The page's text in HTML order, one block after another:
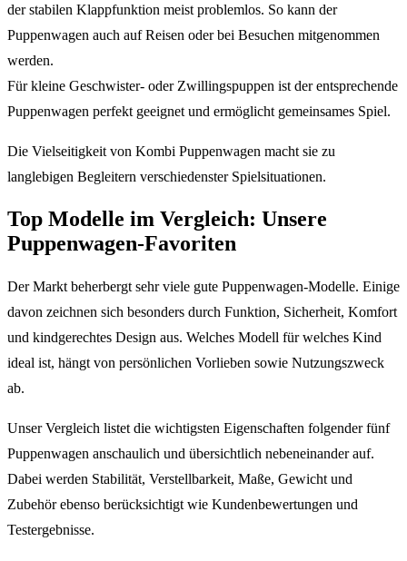
der stabilen Klappfunktion meist problemlos. So kann der
Puppenwagen auch auf Reisen oder bei Besuchen mitgenommen
werden.
Für kleine Geschwister- oder Zwillingspuppen ist der entsprechende
Puppenwagen perfekt geeignet und ermöglicht gemeinsames Spiel.
Die Vielseitigkeit von Kombi Puppenwagen macht sie zu
langlebigen Begleitern verschiedenster Spielsituationen.
Top Modelle im Vergleich: Unsere
Puppenwagen-Favoriten
Der Markt beherbergt sehr viele gute Puppenwagen-Modelle. Einige
davon zeichnen sich besonders durch Funktion, Sicherheit, Komfort
und kindgerechtes Design aus. Welches Modell für welches Kind
ideal ist, hängt von persönlichen Vorlieben sowie Nutzungszweck
ab.
Unser Vergleich listet die wichtigsten Eigenschaften folgender fünf
Puppenwagen anschaulich und übersichtlich nebeneinander auf.
Dabei werden Stabilität, Verstellbarkeit, Maße, Gewicht und
Zubehör ebenso berücksichtigt wie Kundenbewertungen und
Testergebnisse.